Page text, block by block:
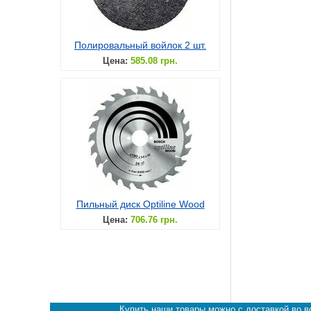
Полировальный войлок 2 шт.
Цена: 585.08 грн.
Пильный диск Optiline Wood
Цена: 706.76 грн.